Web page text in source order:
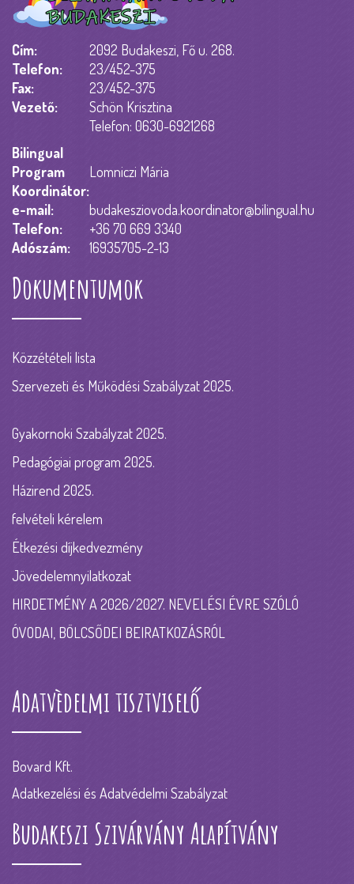
Cím:
2092 Budakeszi, Fő u. 268.
Telefon:
23/452-375
Fax:
23/452-375
Vezető:
Schön Krisztina
Telefon: 0630-6921268
Bilingual
Program
Koordinátor:
Lomniczi Mária
e-mail:
budakesziovoda.koordinator@bilingual.hu
Telefon:
+36 70 669 3340
Adószám:
16935705-2-13
Dokumentumok
Közzétételi lista
Szervezeti és Működési Szabályzat 2025.
Gyakornoki Szabályzat 2025.
Pedagógiai program 2025.
Házirend 2025.
felvételi kérelem
Étkezési díjkedvezmény
Jövedelemnyilatkozat
HIRDETMÉNY A 2026/2027. NEVELÉSI ÉVRE SZÓLÓ
ÓVODAI, BÖLCSŐDEI BEIRATKOZÁSRÓL
Adatvèdelmi tisztviselő
Bovard Kft.
Adatkezelési és Adatvédelmi Szabályzat
Budakeszi Szivárvány Alapítvány